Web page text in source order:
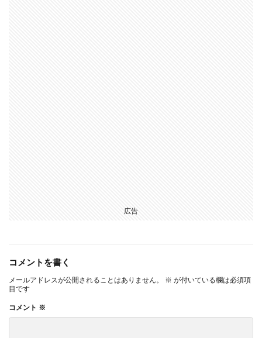
広告
コメントを書く
メールアドレスが公開されることはありません。 ※ が付いている欄は必須項
目です
コメント ※